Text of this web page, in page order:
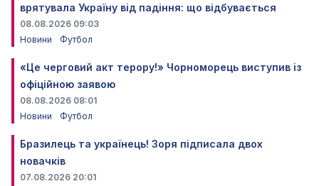
врятувала Україну від падіння: що відбувається
08.08.2026 09:03
Новини
Футбол
«Це черговий акт терору!» Чорноморець виступив із
офіційною заявою
08.08.2026 08:01
Новини
Футбол
Бразилець та українець! Зоря підписала двох
новачків
07.08.2026 20:01